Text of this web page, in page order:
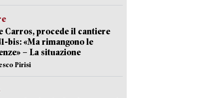
Carros, procede il cantiere
bis: «Ma rimangono le
– La situazione
Pirisi